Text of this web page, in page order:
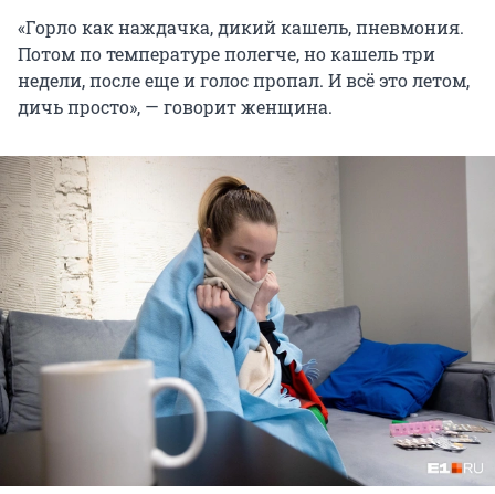
«Горло как наждачка, дикий кашель, пневмония.
Потом по температуре полегче, но кашель три
недели, после еще и голос пропал. И всё это летом,
дичь просто», — говорит женщина.